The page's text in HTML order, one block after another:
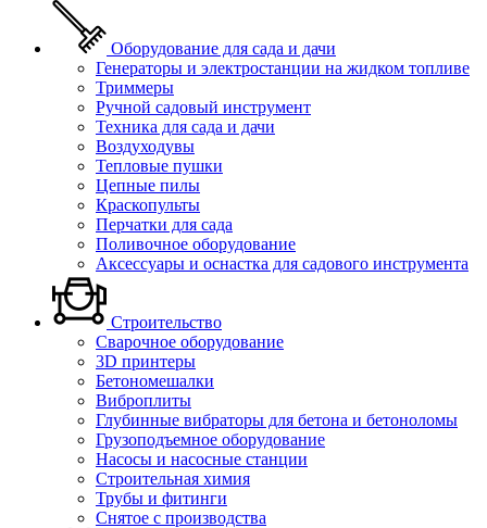
Оборудование для сада и дачи
Генераторы и электростанции на жидком топливе
Триммеры
Ручной садовый инструмент
Техника для сада и дачи
Воздуходувы
Тепловые пушки
Цепные пилы
Краскопульты
Перчатки для сада
Поливочное оборудование
Аксессуары и оснастка для садового инструмента
Строительство
Сварочное оборудование
3D принтеры
Бетономешалки
Виброплиты
Глубинные вибраторы для бетона и бетоноломы
Грузоподъемное оборудование
Насосы и насосные станции
Строительная химия
Трубы и фитинги
Снятое с производства